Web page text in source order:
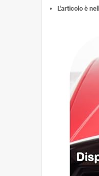
L'articolo è